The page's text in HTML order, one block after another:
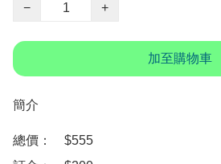
−
+
加至購物車
簡介
總價：　$555